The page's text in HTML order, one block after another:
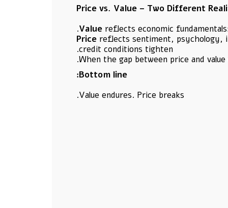
Price vs. Value – Two Different
Value reflects economic
Price reflects sentiment, psychology,
credit conditions tighten.
When the gap between price and
Bottom line:
Value endures. Price breaks.